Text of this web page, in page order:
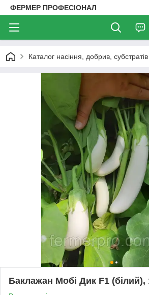
ФЕРМЕР ПРОФЕСІОНАЛ
Каталог насіння, добрив, субстратів
Баклажан Мобі Дик F1 (білий),